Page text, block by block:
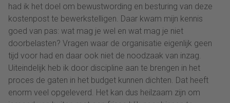
had ik het doel om bewustwording en besturing van deze
kostenpost te bewerkstelligen. Daar kwam mijn kennis
goed van pas: wat mag je wel en wat mag je niet
doorbelasten? Vragen waar de organisatie eigenlijk geen
tijd voor had en daar ook niet de noodzaak van inzag.
Uiteindelijk heb ik door discipline aan te brengen in het
proces de gaten in het budget kunnen dichten. Dat heeft
enorm veel opgeleverd. Het kan dus heilzaam zijn om